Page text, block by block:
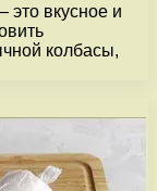
вкусное и
колбасы,